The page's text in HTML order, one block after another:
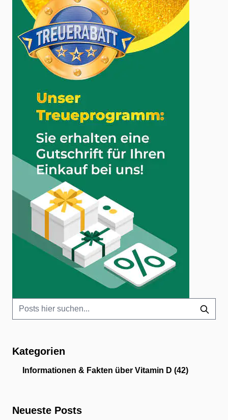
Kategorien
Informationen & Fakten über Vitamin D (42)
Neueste Posts